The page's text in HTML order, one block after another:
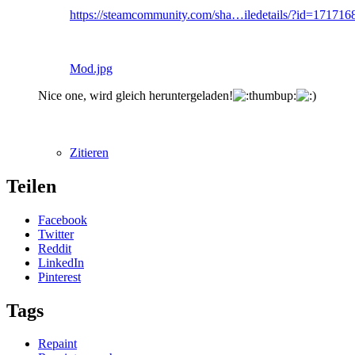
https://steamcommunity.com/sha…iledetails/
Mod.jpg
Nice one, wird gleich heruntergeladen!
Zitieren
Teilen
Facebook
Twitter
Reddit
LinkedIn
Pinterest
Tags
Repaint